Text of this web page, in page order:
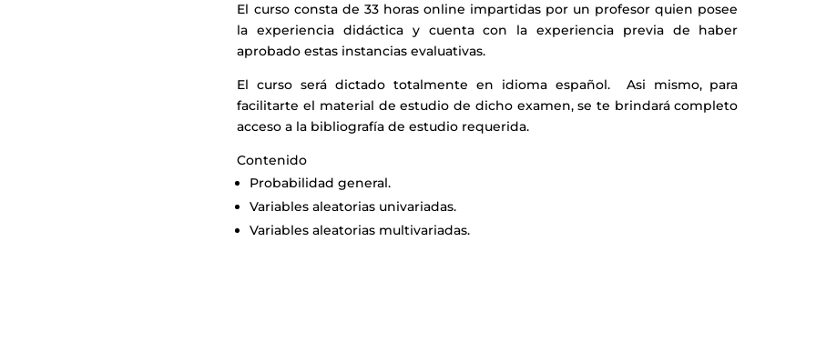
El curso consta de 33 horas online impartidas por un profesor quien posee
la experiencia didáctica y cuenta con la experiencia previa de haber
aprobado estas instancias evaluativas.
El curso será dictado totalmente en idioma español. Asi mismo, para
facilitarte el material de estudio de dicho examen, se te brindará completo
acceso a la bibliografía de estudio requerida.
Contenido
Probabilidad general.
Variables aleatorias univariadas.
Variables aleatorias multivariadas.